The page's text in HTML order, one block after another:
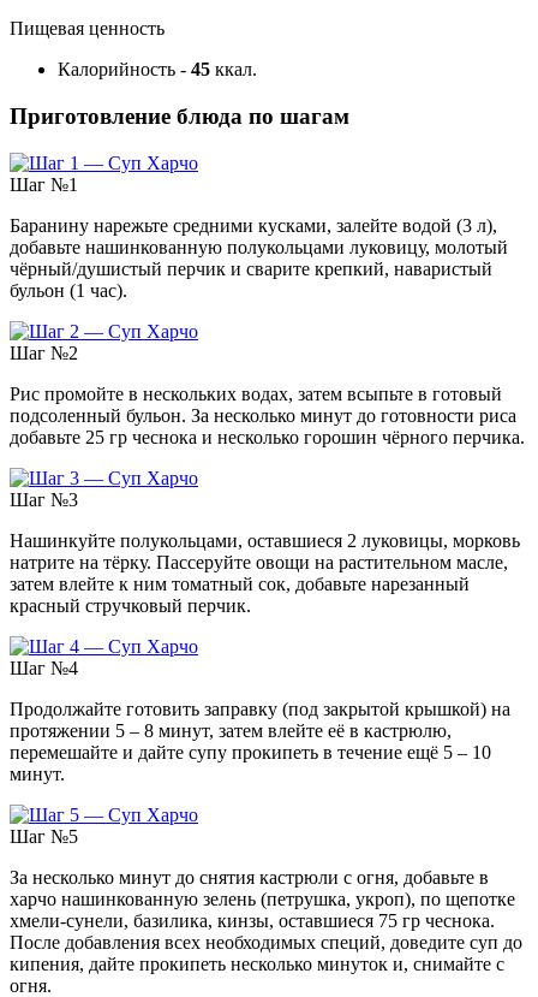
Пищевая ценность
Калорийность - 45 ккал.
Приготовление блюда по шагам
Шаг №1
Баранину нарежьте средними кусками, залейте водой (3 л),
добавьте нашинкованную полукольцами луковицу, молотый
чёрный/душистый перчик и сварите крепкий, наваристый
бульон (1 час).
Шаг №2
Рис промойте в нескольких водах, затем всыпьте в готовый
подсоленный бульон. За несколько минут до готовности риса
добавьте 25 гр чеснока и несколько горошин чёрного перчика.
Шаг №3
Нашинкуйте полукольцами, оставшиеся 2 луковицы, морковь
натрите на тёрку. Пассеруйте овощи на растительном масле,
затем влейте к ним томатный сок, добавьте нарезанный
красный стручковый перчик.
Шаг №4
Продолжайте готовить заправку (под закрытой крышкой) на
протяжении 5 – 8 минут, затем влейте её в кастрюлю,
перемешайте и дайте супу прокипеть в течение ещё 5 – 10
минут.
Шаг №5
За несколько минут до снятия кастрюли с огня, добавьте в
харчо нашинкованную зелень (петрушка, укроп), по щепотке
хмели-сунели, базилика, кинзы, оставшиеся 75 гр чеснока.
После добавления всех необходимых специй, доведите суп до
кипения, дайте прокипеть несколько минуток и, снимайте с
огня.